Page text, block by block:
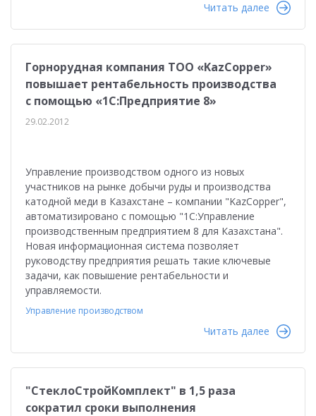
Читать далее
Горнорудная компания ТОО «KazCopper»
повышает рентабельность производства
с помощью «1С:Предприятие 8»
29.02.2012
Управление производством одного из новых
участников на рынке добычи руды и производства
катодной меди в Казахстане – компании "KazCopper",
автоматизировано с помощью "1С:Управление
производственным предприятием 8 для Казахстана".
Новая информационная система позволяет
руководству предприятия решать такие ключевые
задачи, как повышение рентабельности и
управляемости.
Управление производством
Читать далее
"СтеклоСтройКомплект" в 1,5 раза
сократил сроки выполнения